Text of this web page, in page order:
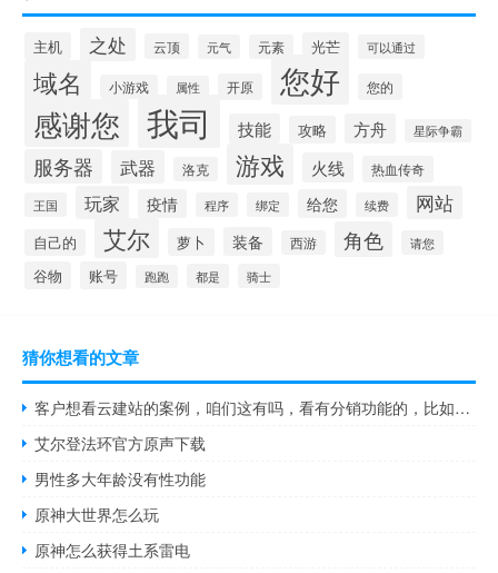
主机 之处 云顶 元气 元素 光芒 可以通过
域名 小游戏 属性 开原 您好 您的
感谢您 我司 技能 攻略 方舟 星际争霸
服务器 武器 洛克 游戏 火线 热血传奇
王国 玩家 疫情 程序 绑定 给您 续费 网站
自己的 艾尔 萝卜 装备 西游 角色 请您
谷物 账号 跑跑 都是 骑士
猜你想看的文章
客户想看云建站的案例，咱们这有吗，看有分销功能的，比如能看到
艾尔登法环官方原声下载
男性多大年龄没有性功能
原神大世界怎么玩
原神怎么获得土系雷电